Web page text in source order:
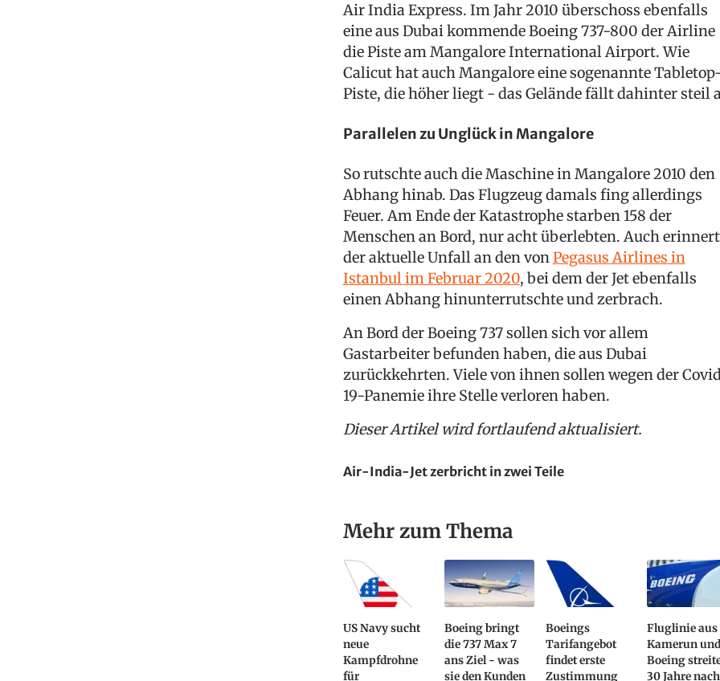
Air India Express. Im Jahr 2010 überschoss ebenfalls
eine aus Dubai kommende Boeing 737-800 der Airline
die Piste am Mangalore International Airport. Wie
Calicut hat auch Mangalore eine sogenannte
Piste, die höher liegt - das Gelände fällt dahinter steil
Parallelen zu Unglück in Mangalore
So rutschte auch die Maschine in Mangalore 2010 den
Abhang hinab. Das Flugzeug damals fing allerdings
Feuer. Am Ende der Katastrophe starben 158 der
Menschen an Bord, nur acht überlebten. Auch erinnert
der aktuelle Unfall an den vonPegasus Airlines in
Istanbul im Februar 2020, bei dem der Jet ebenfalls
einen Abhang hinunterrutschte und zerbrach.
An Bord der Boeing 737 sollen sich vor allem
Gastarbeiter befunden haben, die aus Dubai
zurückkehrten. Viele von ihnen sollen wegen der
19-Panemie ihre Stelle verloren haben.
Dieser Artikel wird fortlaufend aktualisiert.
Air-India-Jet zerbricht in zwei Teile
Mehr zum Thema
US Navy sucht
neue
Kampfdrohne
für
Boeing bringt
die 737 Max 7
ans Ziel - was
sie den Kunden
Boeings
Tarifangebot
findet erste
Zustimmung
Fluglinie aus
Kamerun und
Boeing
30 Jahre nach